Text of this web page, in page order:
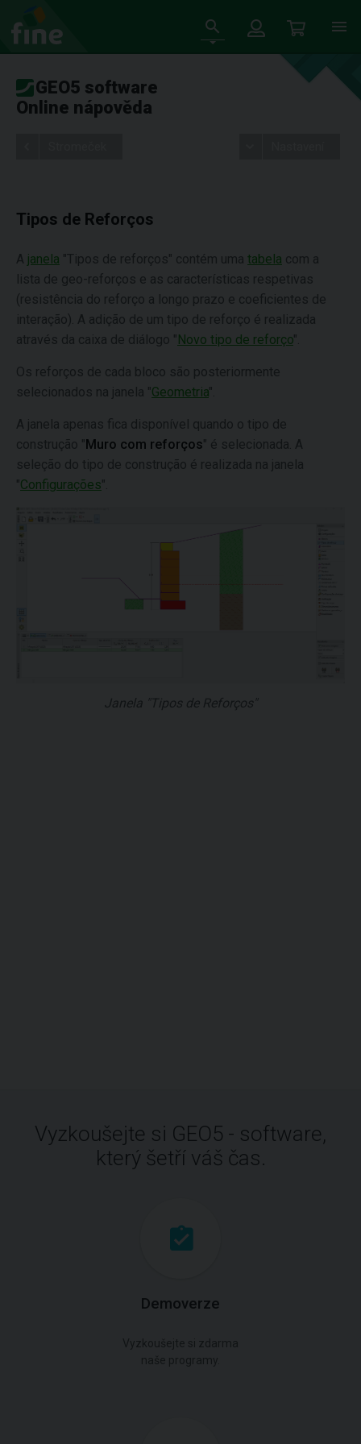
GEO5 software
Online nápověda
Tipos de Reforços
A janela "Tipos de reforços" contém uma tabela com a
lista de geo-reforços e as características respetivas
(resistência do reforço a longo prazo e coeficientes de
interação). A adição de um tipo de reforço é realizada
através da caixa de diálogo "Novo tipo de reforço".
Os reforços de cada bloco são posteriormente
selecionados na janela "Geometria".
A janela apenas fica disponível quando o tipo de
construção "Muro com reforços" é selecionada. A
seleção do tipo de construção é realizada na janela
"Configurações".
Janela "Tipos de Reforços"
Vyzkoušejte si GEO5 - software,
který šetří váš čas.
Demoverze